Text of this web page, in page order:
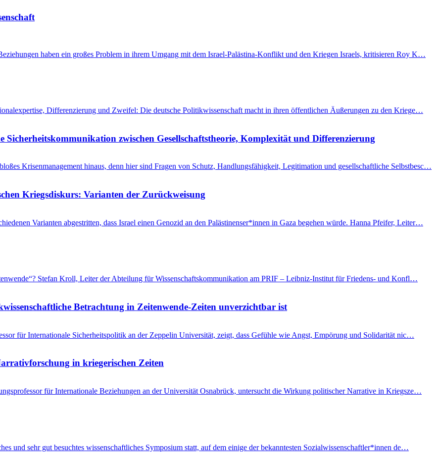
haben ein großes Problem in ihrem Umgang mit dem Israel-Palästina-Konflikt und den Kriegen Israels, kritisieren Roy K…
Differenzierung und Zweifel: Die deutsche Politikwissenschaft macht in ihren öffentlichen Äußerungen zu den Kriege…
zwischen Gesellschaftstheorie, Komplexität und Differenzierung
Krisenmanagement hinaus, denn hier sind Fragen von Schutz, Handlungsfähigkeit, Legitimation und gesellschaftliche Selbstbesc…
Kriegsdiskurs: Varianten der Zurückweisung
Varianten abgestritten, dass Israel einen Genozid an den Palästinenser*innen in Gaza begehen würde. Hanna Pfeifer, Leiter…
Stefan Kroll, Leiter der Abteilung für Wissenschaftskommunikation am PRIF – Leibniz-Institut für Friedens- und Konfl…
Betrachtung in Zeitenwende-Zeiten unverzichtbar ist
für Internationale Sicherheitspolitik an der Zeppelin Universität, zeigt, dass Gefühle wie Angst, Empörung und Solidarität nic…
in kriegerischen Zeiten
für Internationale Beziehungen an der Universität Osnabrück, untersucht die Wirkung politischer Narrative in Kriegsze…
und sehr gut besuchtes wissenschaftliches Symposium statt, auf dem einige der bekanntesten Sozialwissenschaftler*innen de…